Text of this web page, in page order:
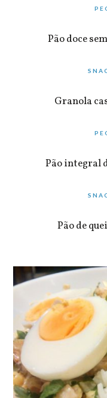
Pão doce
Granola
Pão integral
Pão de